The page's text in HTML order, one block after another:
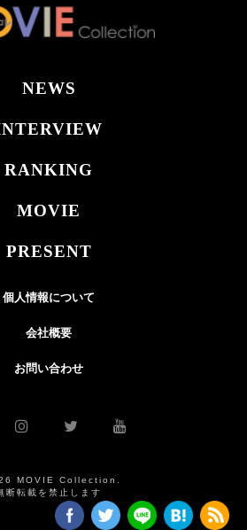
NEWS
RANKING
MOVIE
PRESENT
個人情報について
会社概要
お問い合わせ
MOVIE Collection.
断転載を禁止します